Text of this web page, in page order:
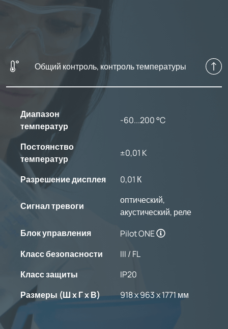
Общий контроль, контроль температуры
Диапазон
температур
-60...200 °C
Постоянство
температур
±0,01 K
Разрешение дисплея 0,01 К
Сигнал тревоги
оптический,
акустический, реле
Блок управления
Pilot ONE
Класс безопасности
III / FL
Класс защиты
IP20
Размеры (Ш x Г x В)
918 x 963 x 1771 мм